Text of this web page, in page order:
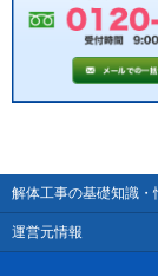
解体工事の基礎知識・
運営元情報